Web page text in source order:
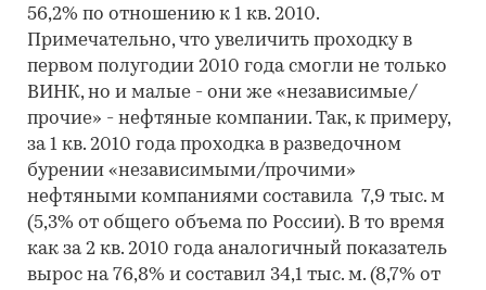
56,2% по отношению к 1 кв. 2010.
Примечательно, что увеличить проходку в
первом полугодии 2010 года смогли не только
ВИНК, но и малые - они же «независимые/
прочие» - нефтяные компании. Так, к примеру,
за 1 кв. 2010 года проходка в разведочном
бурении «независимыми/прочими»
нефтяными компаниями составила 7,9 тыс. м
(5,3% от общего объема по России). В то время
как за 2 кв. 2010 года аналогичный показатель
вырос на 76,8% и составил 34,1 тыс. м. (8,7% от